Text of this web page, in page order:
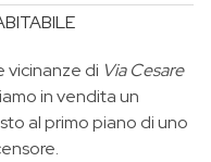
vicinanze di Via Cesare
in vendita un
al primo piano di uno